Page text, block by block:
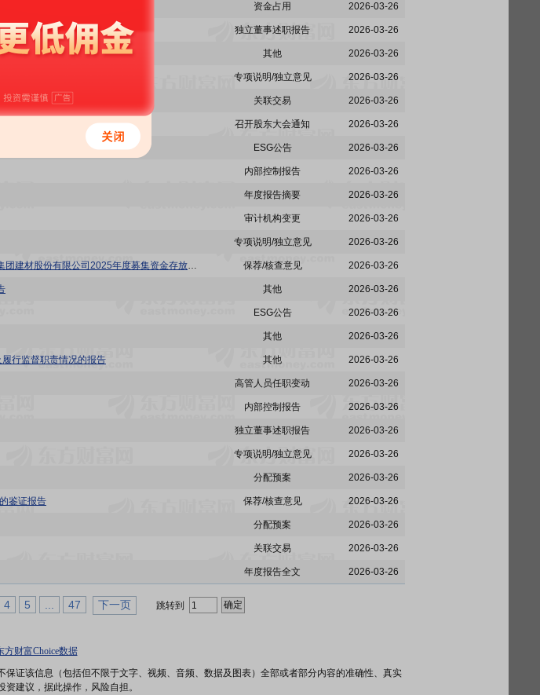
往来情况汇总表 资金占用 2026-03-26
独立董事述职报告 2026-03-26
存贷款业务的持续风险评估报告 其他 2026-03-26
核报告 专项说明/独立意见 2026-03-26
关联交易的公告 关联交易 2026-03-26
召开股东大会通知 2026-03-26
ESG公告 2026-03-26
内部控制报告 2026-03-26
年度报告摘要 2026-03-26
审计机构变更 2026-03-26
专项说明/独立意见 2026-03-26
北新建材:摩根士丹利证券(中国)有限公司关于北新集团建材股份有限公司2025年度募集资金存放、管理与使用情况专项核查意见 保荐/核查意见 2026-03-26
其他 2026-03-26
ESG公告 2026-03-26
其他 2026-03-26
行监督职责情况的报告 其他 2026-03-26
高管人员任职变动 2026-03-26
内部控制报告 2026-03-26
独立董事述职报告 2026-03-26
专项说明/独立意见 2026-03-26
分配预案 2026-03-26
鉴证报告 保荐/核查意见 2026-03-26
分配预案 2026-03-26
关联交易 2026-03-26
年度报告全文 2026-03-26
4 5 47 下一页 跳转到
方财富Choice数据
证该信息（包括但不限于文字、视频、音频、数据及图表）全部或者部分内容的准确性、真实
建议，据此操作，风险自担。